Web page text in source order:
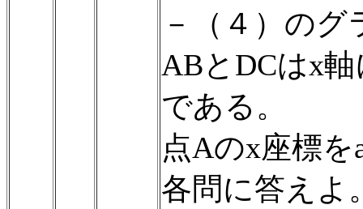
－（４）の
ABとDCはx
である。
点Aのx座標
各問に答えよ